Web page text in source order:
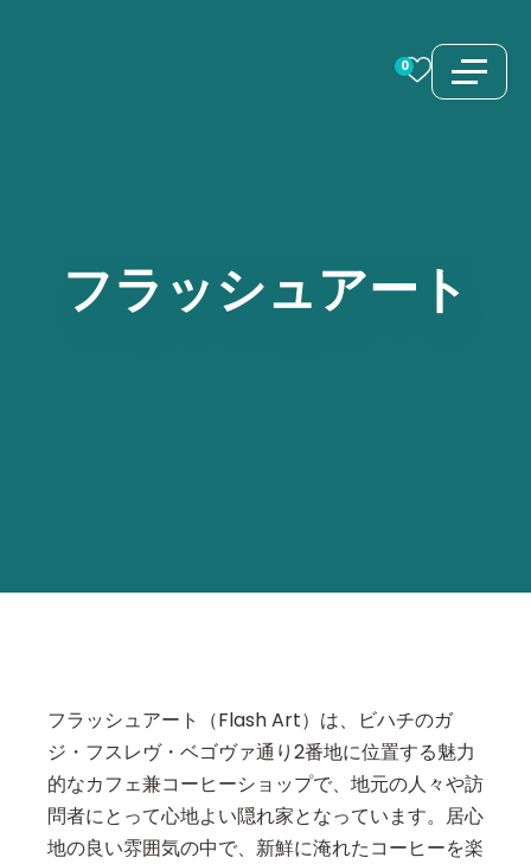
0
フラッシュアート
フラッシュアート（Flash Art）は、ビハチのガ
ジ・フスレヴ・ベゴヴァ通り2番地に位置する魅力
的なカフェ兼コーヒーショップで、地元の人々や訪
問者にとって心地よい隠れ家となっています。居心
地の良い雰囲気の中で、新鮮に淹れたコーヒーを楽